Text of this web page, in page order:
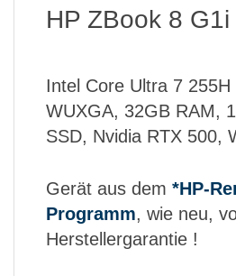
HP ZBook 8 G1i
Intel Core Ultra 7 255H
WUXGA, 32GB RAM,
SSD, Nvidia RTX 500,
Gerät aus dem *HP-
Programm, wie neu,
Herstellergarantie !